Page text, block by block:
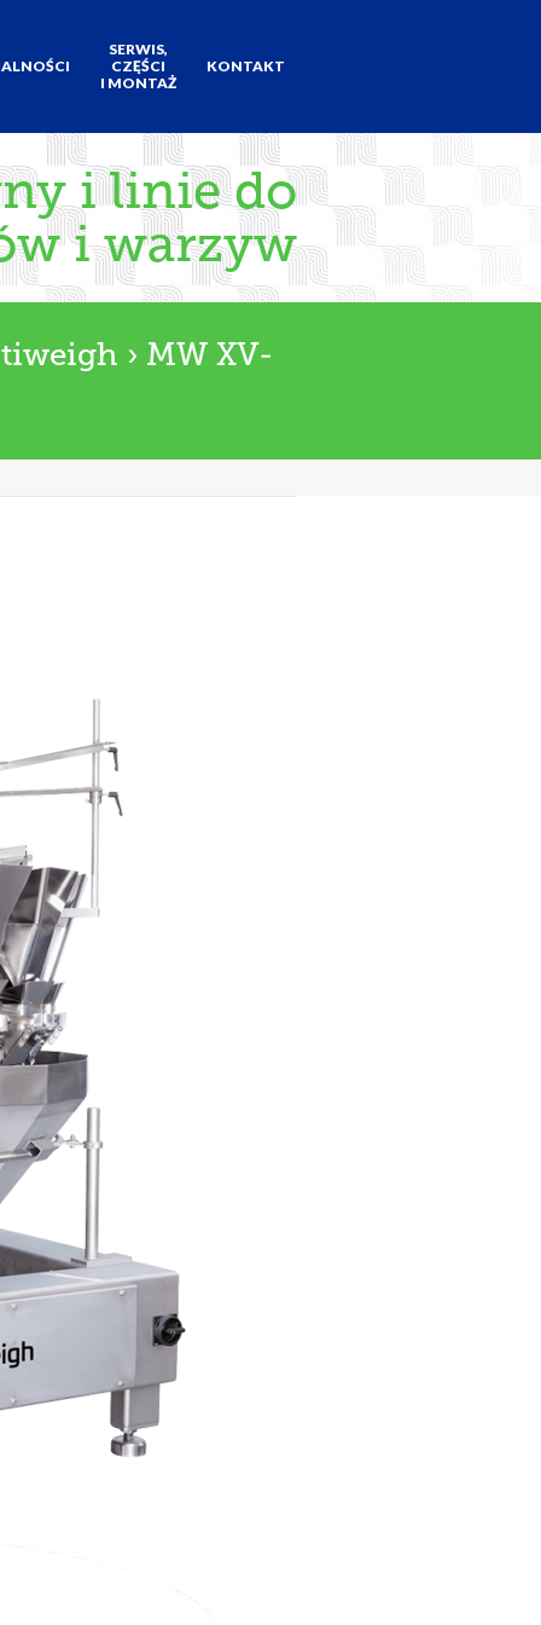
SERWIS,
CZĘŚCI
I MONTAŻ
KONTAKT
i linie do
i warzyw
› MW XV-